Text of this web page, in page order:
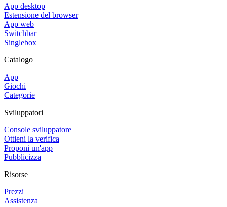
App desktop
Estensione del browser
App web
Switchbar
Singlebox
Catalogo
App
Giochi
Categorie
Sviluppatori
Console sviluppatore
Ottieni la verifica
Proponi un'app
Pubblicizza
Risorse
Prezzi
Assistenza